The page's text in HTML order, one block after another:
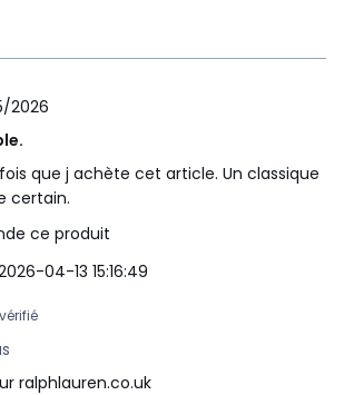
2026
que j achète cet article. Un classique
certain.
ce produit
04-13 15:16:49
ralphlauren.co.uk